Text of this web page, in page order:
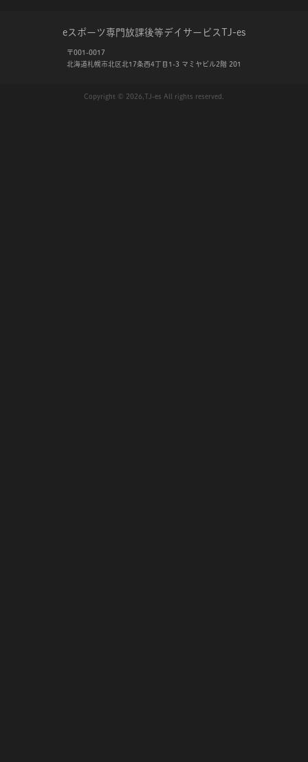
eスポーツ専門放課後等デイサービス TJ-es
〒001-0017
北海道札幌市北区北17条西4丁目1-3 マミヤビル2階 201
Copyright © 2026,TJ-es All rights reserved.